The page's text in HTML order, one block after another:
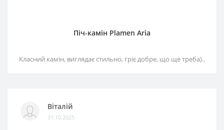
Піч-камін Plamen Aria
Класний камін, виглядає стильно, гріє добре, що ще треба)..
Віталій
31.10.2025